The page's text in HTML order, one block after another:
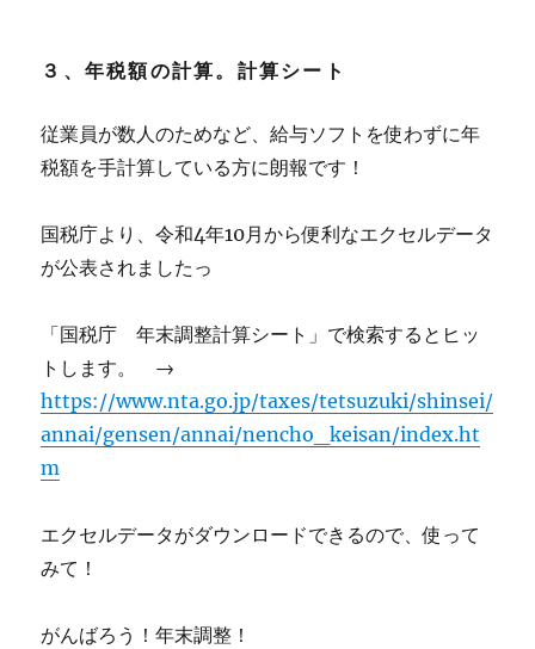
３、年税額の計算。計算シート
従業員が数人のためなど、給与ソフトを使わずに年
税額を手計算している方に朗報です！
国税庁より、令和4年10月から便利なエクセルデータ
が公表されましたっ
「国税庁 年末調整計算シート」で検索するとヒッ
トします。 →
https://www.nta.go.jp/taxes/tetsuzuki/shinsei/
annai/gensen/annai/nencho_keisan/index.ht
m
エクセルデータがダウンロードできるので、使って
みて！
がんばろう！年末調整！